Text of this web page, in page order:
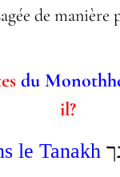
de manière
du
il?
le Tanakh